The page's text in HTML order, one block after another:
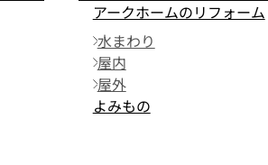
アークホームのリフォーム
水まわり
屋内
屋外
よみもの